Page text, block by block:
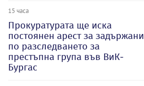
15 часа
Прокуратурата ще иска
постоянен арест за задържани
по разследването за
престъпна група във ВиК-
Бургас